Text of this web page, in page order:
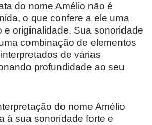
do nome Amélio não é
o que confere a ele uma
e originalidade. Sua sonoridade
combinação de elementos
de várias
profundidade ao seu
do nome Amélio
à sua sonoridade forte e